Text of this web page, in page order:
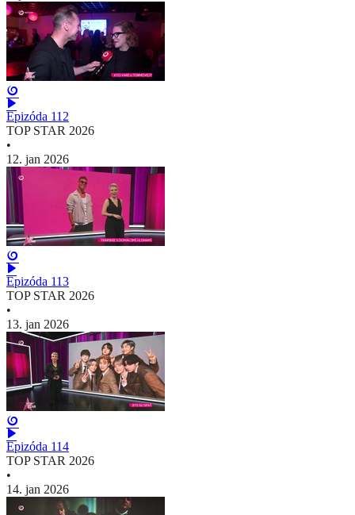
Epizóda 112
TOP STAR 2026
•
12. jan 2026
Epizóda 113
TOP STAR 2026
•
13. jan 2026
Epizóda 114
TOP STAR 2026
•
14. jan 2026